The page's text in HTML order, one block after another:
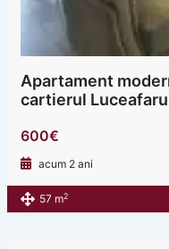
Apartament
cartierul
600€
acum 2 ani
57 m2